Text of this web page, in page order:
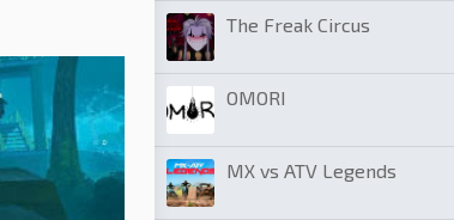
The Freak Circus
OMORI
MX vs ATV Legends